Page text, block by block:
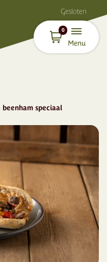
Gesloten
0
Menu
beenham speciaal